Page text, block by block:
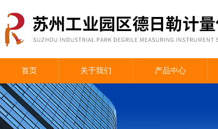
首页 关于我们 产品中心